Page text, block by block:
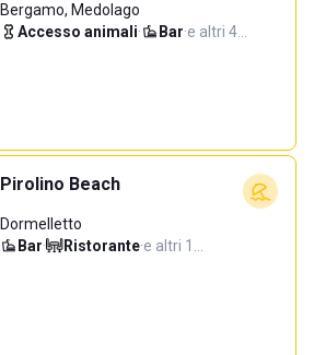
Bergamo, Medolago
Accesso animali· Bar·e altri 4…
Pirolino Beach
Dormelletto
Bar· Ristorante·e altri 1…